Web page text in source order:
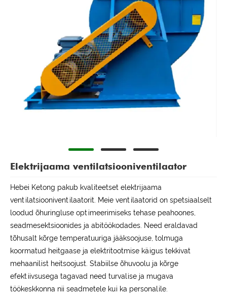
Elektrijaama ventilatsiooniventilaator
Hebei Ketong pakub kvaliteetset elektrijaama
ventilatsiooniventilaatorit. Meie ventilaatorid on spetsiaalselt
loodud õhuringluse optimeerimiseks tehase peahoones,
seadmesektsioonides ja abitöökodades. Need eraldavad
tõhusalt kõrge temperatuuriga jääksoojuse, tolmuga
koormatud heitgaase ja elektritootmise käigus tekkivat
mehaanilist heitsoojust. Stabiilse õhuvoolu ja kõrge
efektiivsusega tagavad need turvalise ja mugava
töökeskkonna nii seadmetele kui ka personalile.